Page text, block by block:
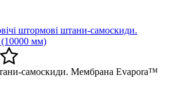
самоскиди. Мембрана Evapora™